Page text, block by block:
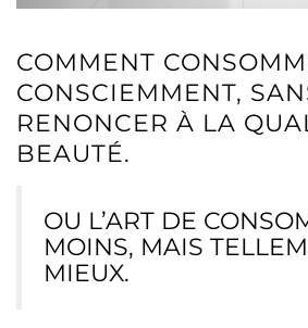
COMMENT
CONSCIEMMENT,
RENONCER À LA
BEAUTÉ.
OU L’ART DE
MOINS, MAIS
MIEUX.